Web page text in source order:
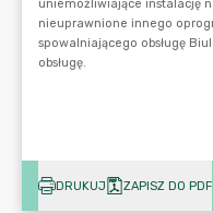
DRUKUJ ZAPISZ DO PDF